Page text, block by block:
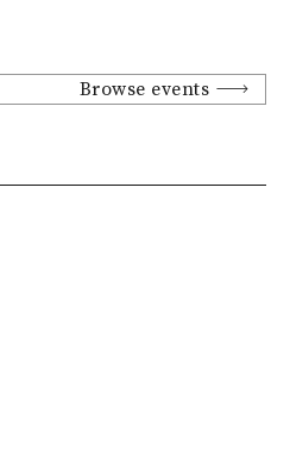
Browse events